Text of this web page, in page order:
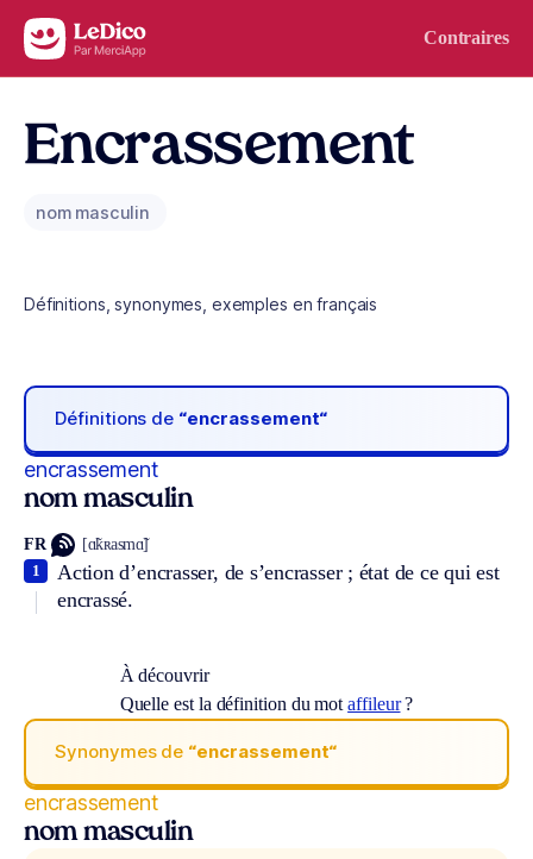
Aller au contenu Contraires
Encrassement
nom masculin
Définitions, synonymes, exemples en français
Définitions de “encrassement“
encrassement
nom masculin
FR [ɑ̃kʀasmɑ̃]
Action d’encrasser, de s’encrasser ; état de ce qui est
encrassé.
1
À découvrir
Quelle est la définition du motaffileur?
Synonymes de “encrassement“
encrassement
nom masculin